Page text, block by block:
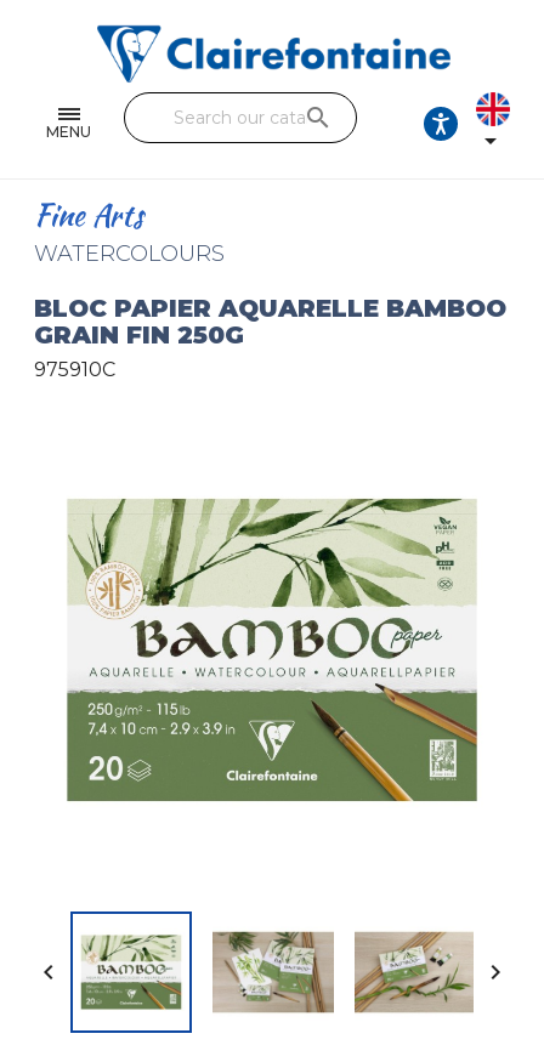
MENU
Single and double sheets
Fine arts
Handicraft
Pencil cases & Leather goods
search

Fine Arts
WATERCOLOURS
BLOC PAPIER AQUARELLE BAMBOO
GRAIN FIN 250G
975910C
 